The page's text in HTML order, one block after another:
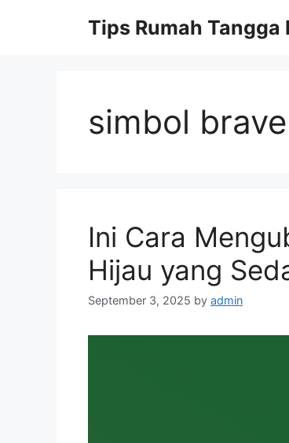
Tips Rumah Tangga
simbol
Ini Cara
Hijau yang
September 3, 2025 by admin